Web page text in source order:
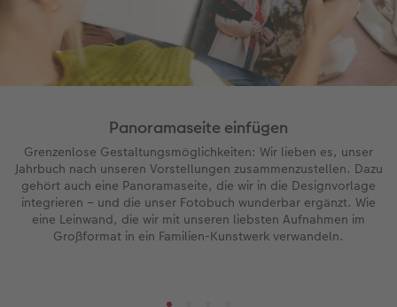
Panoramaseite einfügen
Grenzenlose Gestaltungsmöglichkeiten: Wir lieben es, unser
Jahrbuch nach unseren Vorstellungen zusammenzustellen. Dazu
gehört auch eine Panoramaseite, die wir in die Designvorlage
integrieren – und die unser Fotobuch wunderbar ergänzt. Wie
eine Leinwand, die wir mit unseren liebsten Aufnahmen im
Großformat in ein Familien-Kunstwerk verwandeln.